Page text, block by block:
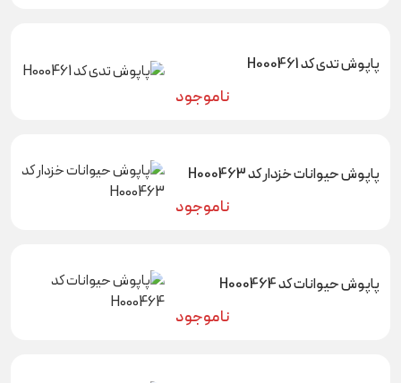
پاپوش تدی کد H000461
ناموجود
پاپوش حیوانات خزدار کد H000463
ناموجود
پاپوش حیوانات کد H000464
ناموجود